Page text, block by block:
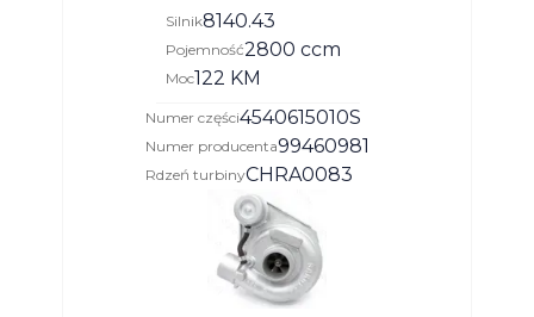
Silnik8140.43
Pojemność2800 ccm
Moc122 KM
Numer części4540615010S
Numer producenta99460981
Rdzeń turbinyCHRA0083